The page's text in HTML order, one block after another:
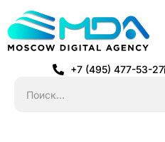
+7 (495) 477-53-27